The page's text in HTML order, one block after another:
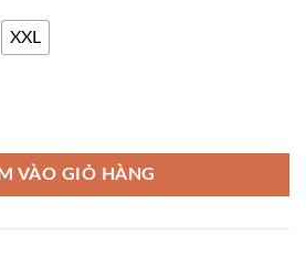
XXL
size XL số lượng
VÀO GIỎ HÀNG